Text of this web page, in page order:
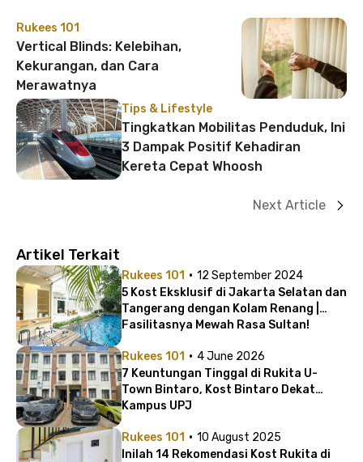
Rukees 101
Vertical Blinds: Kelebihan,
Kekurangan, dan Cara
Merawatnya
Tips & Lifestyle
Tingkatkan Mobilitas Penduduk, Ini
3 Dampak Positif Kehadiran
Kereta Cepat Whoosh
Next Article
Artikel Terkait
Rukees 101 · 12 September 2024
5 Kost Eksklusif di Jakarta Selatan dan
Tangerang dengan Kolam Renang |
Fasilitasnya Mewah Rasa Sultan!
Rukees 101 · 4 June 2026
7 Keuntungan Tinggal di Rukita U-
Town Bintaro, Kost Bintaro Dekat
Kampus UPJ
Rukees 101 · 10 August 2025
Inilah 14 Rekomendasi Kost Rukita di